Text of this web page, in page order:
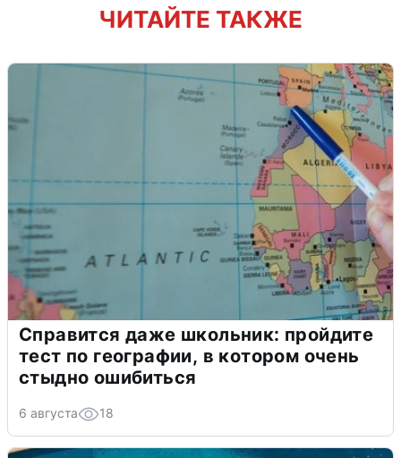
ЧИТАЙТЕ ТАКЖЕ
Справится даже школьник: пройдите
тест по географии, в котором очень
стыдно ошибиться
6 августа 18